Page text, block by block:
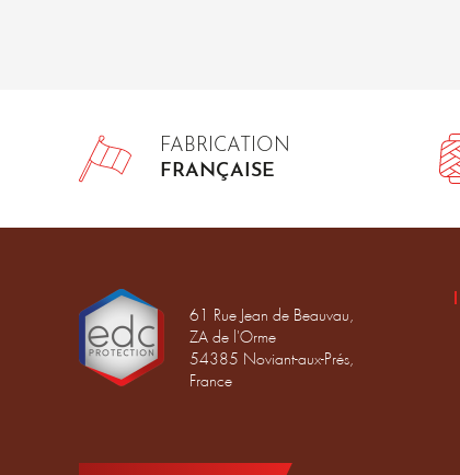
FABRICATION
FRANÇAISE
61 Rue Jean de Beauvau,
ZA de l'Orme
54385 Noviant-aux-Prés,
France